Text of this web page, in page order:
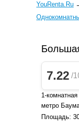
YouRenta.Ru
7.22 /
1-
метро
Площадь: